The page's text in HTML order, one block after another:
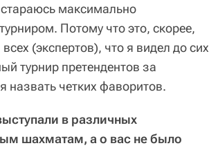
максимально
Потому что это, скорее,
(экспертов), что я видел до сих
турнир претендентов за
назвать четких фаворитов.
в различных
шахматам, а о вас не было